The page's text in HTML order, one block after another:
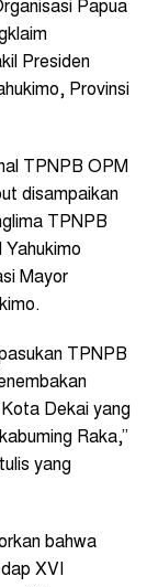
Papua
Presiden
Provinsi
TPNPB OPM
disampaikan
TPNPB
Mayor
TPNPB
Dekai yang
Raka,”
yang
bahwa
XVI